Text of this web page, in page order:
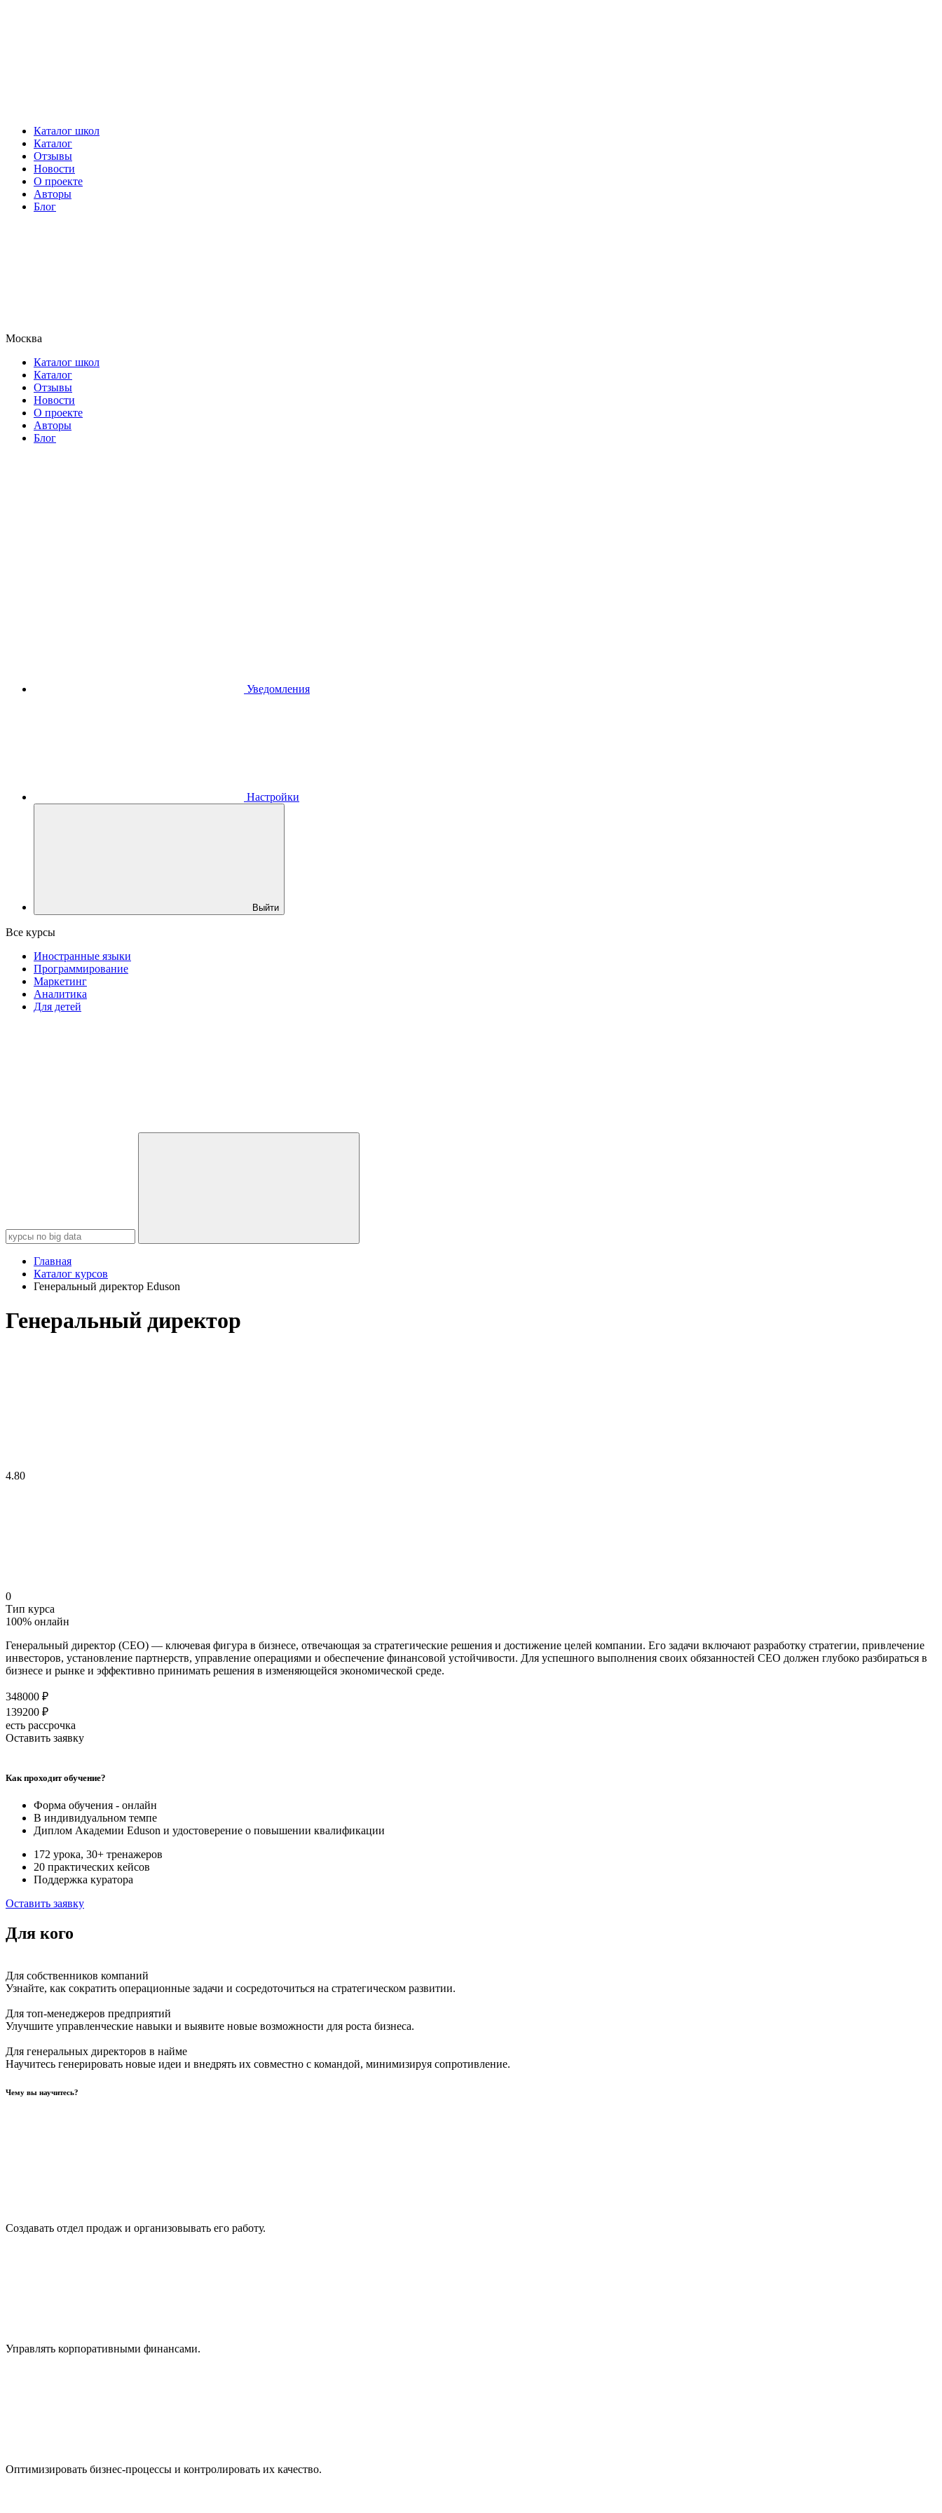
Каталог школ
Каталог
Отзывы
Новости
О проекте
Авторы
Блог
Москва
Каталог школ
Каталог
Отзывы
Новости
О проекте
Авторы
Блог
Уведомления
Настройки
Выйти
Все курсы
Иностранные языки
Программирование
Маркетинг
Аналитика
Для детей
Главная
Каталог курсов
Генеральный директор Eduson
Генеральный директор
4.80
0
Тип курса
100% онлайн
Генеральный директор (CEO) — ключевая фигура в бизнесе, отвечающая за стратегические решения и достижение целей компании. Его задачи включают разработку стратегии, привлечение
инвесторов, установление партнерств, управление операциями и обеспечение финансовой устойчивости. Для успешного выполнения своих обязанностей CEO должен глубоко разбираться в
бизнесе и рынке и эффективно принимать решения в изменяющейся экономической среде.
348000 ₽
139200 ₽
есть рассрочка
Оставить заявку
Как проходит обучение?
Форма обучения - онлайн
В индивидуальном темпе
Диплом Академии Eduson и удостоверение о повышении квалификации
172 урока, 30+ тренажеров
20 практических кейсов
Поддержка куратора
Оставить заявку
Для кого
Для собственников компаний
Узнайте, как сократить операционные задачи и сосредоточиться на стратегическом развитии.
Для топ-менеджеров предприятий
Улучшите управленческие навыки и выявите новые возможности для роста бизнеса.
Для генеральных директоров в найме
Научитесь генерировать новые идеи и внедрять их совместно с командой, минимизируя сопротивление.
Чему вы научитесь?
Создавать отдел продаж и организовывать его работу.
Управлять корпоративными финансами.
Оптимизировать бизнес-процессы и контролировать их качество.